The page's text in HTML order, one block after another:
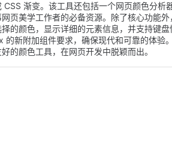
CSS 渐变。该工具还包括一个网页颜色分
页美学工作者的必备资源。除了核心功能
的颜色，显示详细的元素信息，并支持键
的新附加组件要求，确保现代和可靠的体验
的颜色工具，在网页开发中脱颖而出。